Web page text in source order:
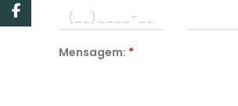
Mensagem: *